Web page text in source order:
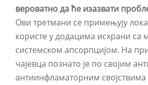
вероватно да ће изазвати
Ови третмани се примењују
користе у додацима исхрани
системском апсорпцијом. На
чајевца познато је по својим
антиинфламаторним својствима